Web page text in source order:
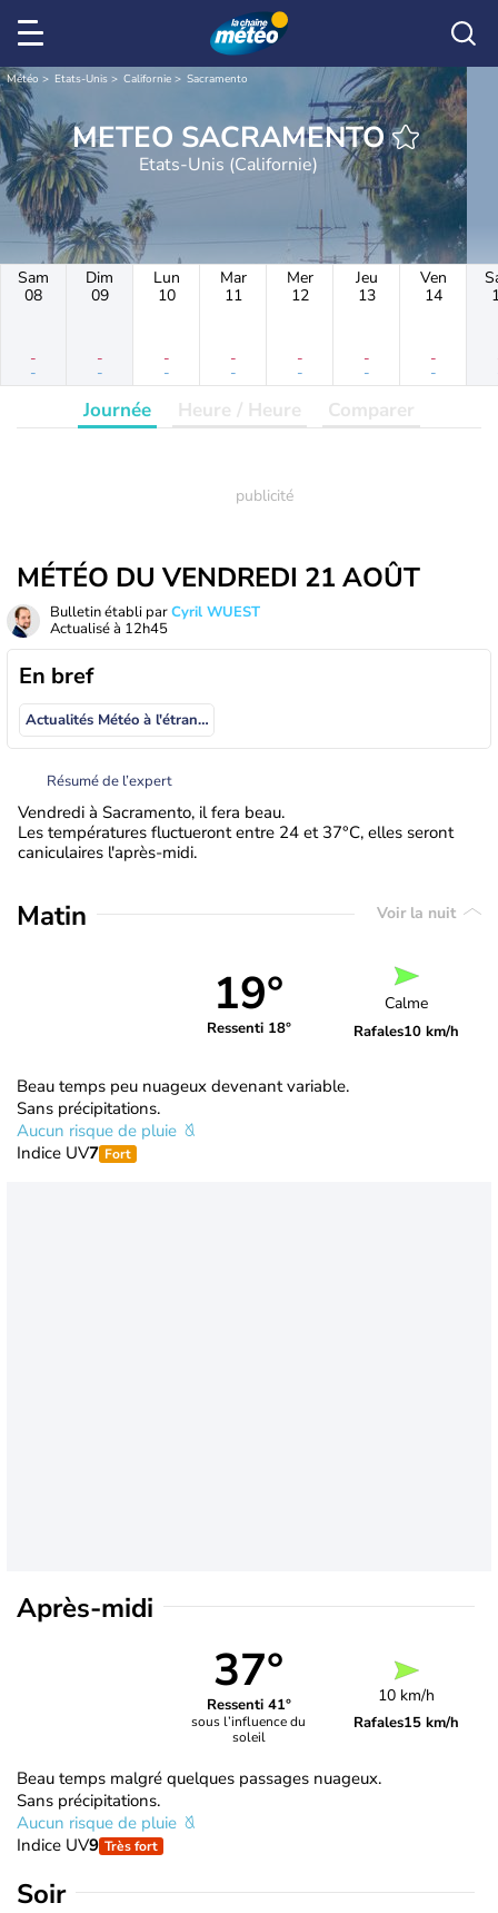
Météo Etats-Unis Californie Sacramento
METEO SACRAMENTO
Etats-Unis (Californie)
Sam
08
-
-
Dim
09
-
-
Lun
10
-
-
Mar
11
-
-
Mer
12
-
-
Jeu
13
-
-
Ven
14
-
-
Journée Heure / Heure Comparer
MÉTÉO DU VENDREDI 21 AOÛT
Bulletin établi parCyril WUEST
Actualisé à 12h45
En bref
Actualités Météo à l'étranger
Résumé de l’expert
Vendredi à Sacramento, il fera beau.
Les températures fluctueront entre 24 et 37°C, elles seront
caniculaires l'après-midi.
Matin Voir la nuit
19°
Ressenti 18°
Calme
Rafales10 km/h
Beau temps peu nuageux devenant variable.
Sans précipitations.
Aucun risque de pluie
Indice UV7 Fort
Après-midi
37°
Ressenti 41°
sous l’influence du
soleil
10 km/h
Rafales15 km/h
Beau temps malgré quelques passages nuageux.
Sans précipitations.
Aucun risque de pluie
Indice UV9 Très fort
Soir